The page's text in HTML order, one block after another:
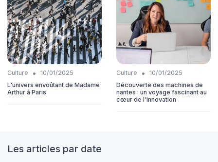
Culture •
10/01/2025
L'univers envoûtant de Madame
Arthur à Paris
Culture •
10/01/2025
Découverte des machines de
nantes : un voyage fascinant au
cœur de l'innovation
Les articles par date